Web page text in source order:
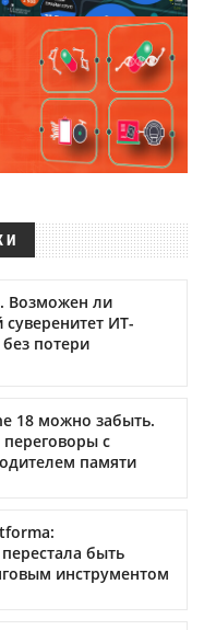
Возможен ли
суверенитет ИТ-
потери
18 можно забыть.
с
памяти
быть
инструментом